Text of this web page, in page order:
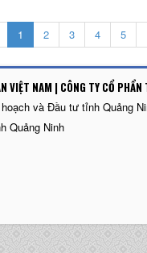
1 2 3 4 5
VIỆT NAM | CÔNG TY CỔ
và Đầu tư tỉnh Quảng
Quảng Ninh